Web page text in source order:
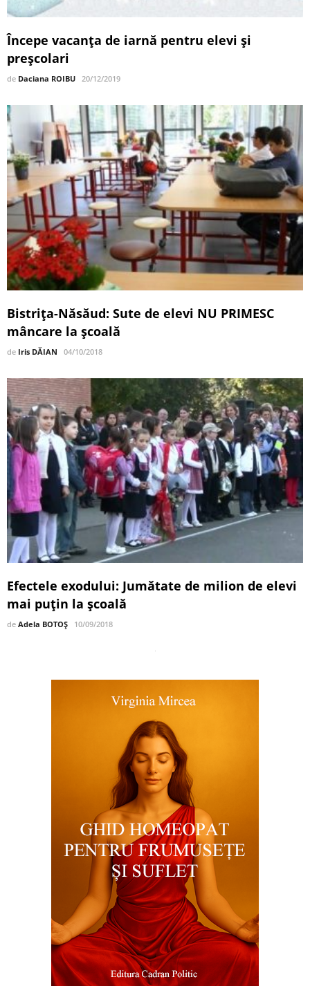
Începe vacanța de iarnă pentru elevi și
preșcolari
de Daciana ROIBU 20/12/2019
Bistrița-Năsăud: Sute de elevi NU PRIMESC
mâncare la școală
de Iris DĂIAN 04/10/2018
Efectele exodului: Jumătate de milion de elevi
mai puţin la şcoală
de Adela BOTOȘ 10/09/2018